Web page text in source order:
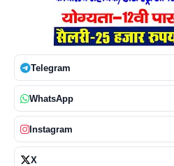
Telegram
WhatsApp
Instagram
X